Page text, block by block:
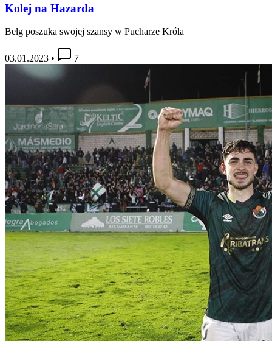
Kolej na Hazarda
Belg poszuka swojej szansy w Pucharze Króla
03.01.2023 • 7